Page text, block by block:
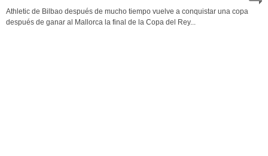
Athletic de Bilbao después de mucho tiempo vuelve a conquistar una copa
después de ganar al Mallorca la final de la Copa del Rey...